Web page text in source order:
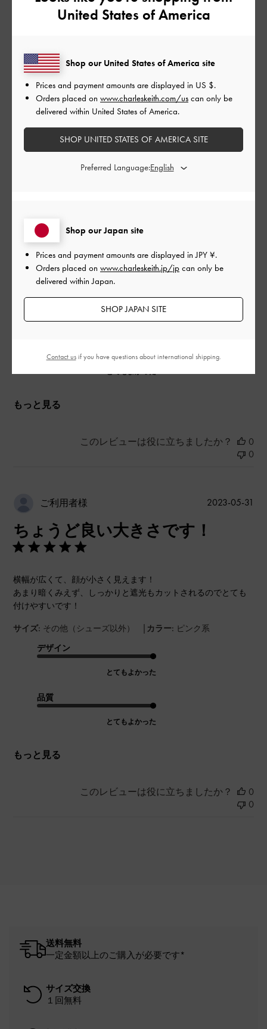
フィルター
並べ替え: 最新
ご利用者様
横長のレンズが好きなので購入。大きさも形も良いし、軽いの
も良い。水色は画像通り。めずらしい色味で、とてもお洒落で
す。
サイズ: その他（シューズ以外）
デザイン
とてもよかった
もっと見る
2024-06-25
このレビューは役に立ちましたか？
0
0
ご利用者様
ちょうど良い大きさです！
横幅が広くて、顔が小さく見えます！
あまり暗くみえず、しっかりと遮光もカットされるのでとても
付けやすいです！
サイズ: その他（シューズ以外） | カラー: ピンク系
デザイン
とてもよかった
品質
とてもよかった
もっと見る
2023-05-31
このレビューは役に立ちましたか？
0
0
送料無料
一定金額以上のご購入が必要です*
サイズ交換
１回無料
United States of America
Shop our Japan site
Prices and payment amounts are displayed inJPY ¥.
Orders placed on www.charleskeith.jp/jp can only be
delivered within Japan.
SHOP JAPAN SITE
Shop our United States of America site
Prices and payment amounts are displayed in US $.
Orders placed on www.charleskeith.com/us can only be
delivered within United States of America.
SHOP UNITED STATES OF AMERICA SITE
Preferred Language:
Contact usif you have questions about international shipping.